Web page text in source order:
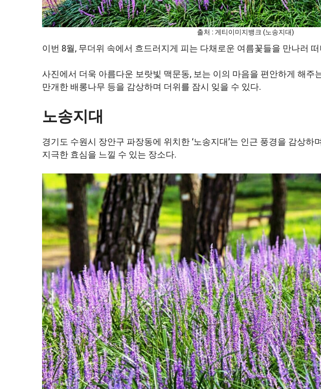
출처 : 게티이미지뱅크 (노송지대)
이번 8월, 무더위 속에서 흐드러지게 피는 다채로운 여름꽃들을 만나러
사진에서 더욱 아름다운 보랏빛 맥문동, 보는 이의 마음을 편안하게 해주
만개한 배롱나무 등을 감상하며 더위를 잠시 잊을 수 있다.
노송지대
경기도 수원시 장안구 파장동에 위치한 ‘노송지대’는 인근 풍경을 감상하
지극한 효심을 느낄 수 있는 장소다.